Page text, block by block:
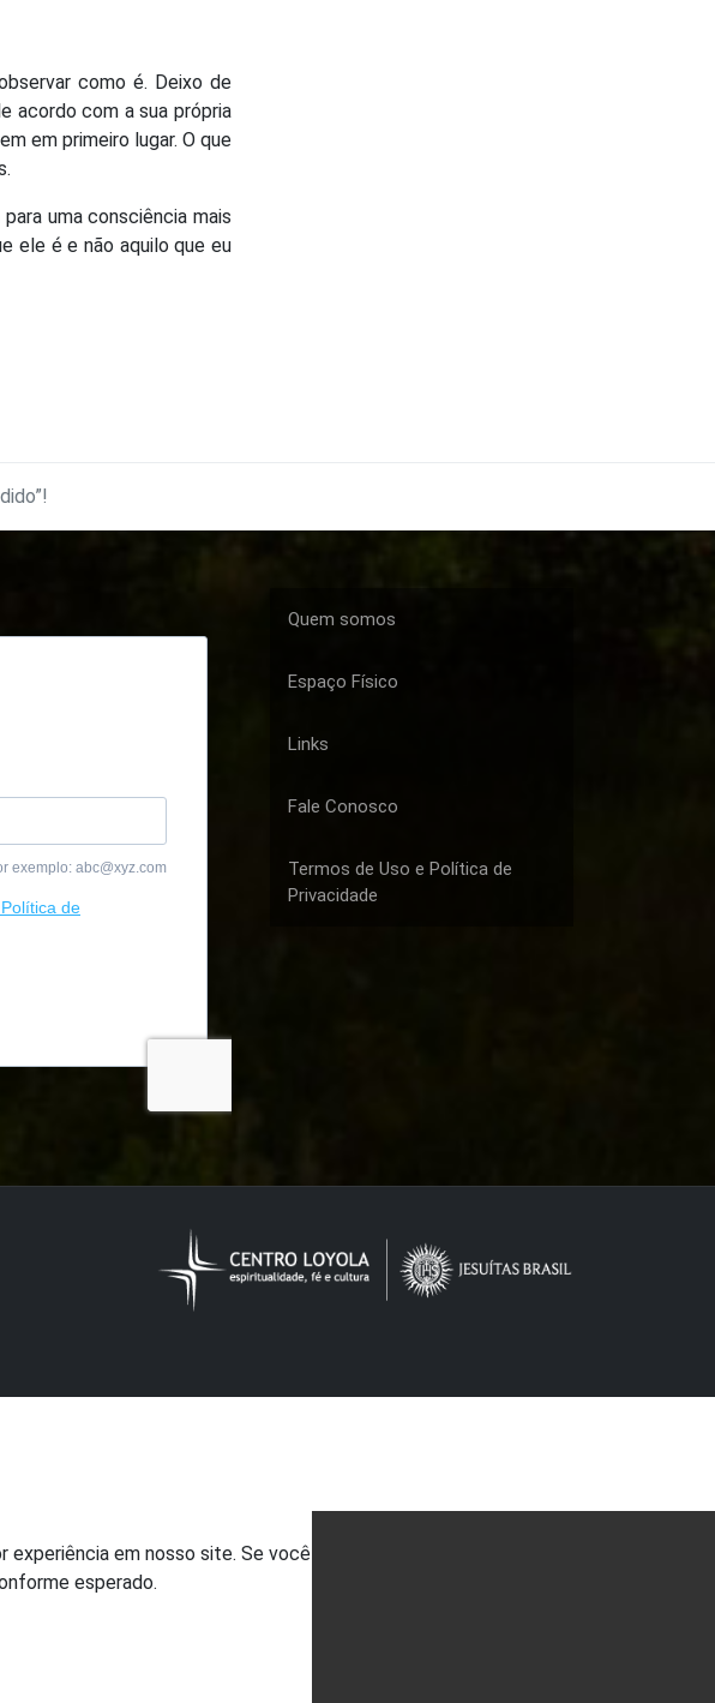
como é. Deixo de
acordo com a sua própria
em primeiro lugar. O que
uma consciência mais
ele é e não aquilo que eu
Quem somos
Espaço Físico
Links
Fale Conosco
Termos de Uso e Política de
Privacidade
experiência em nosso site. Se você
esperado.